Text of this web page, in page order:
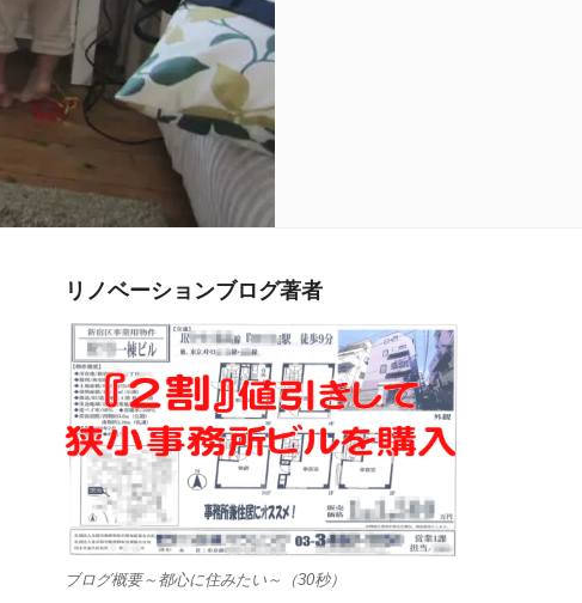
リノベーションブログ著者
ブログ概要～都心に住みたい～（30秒）